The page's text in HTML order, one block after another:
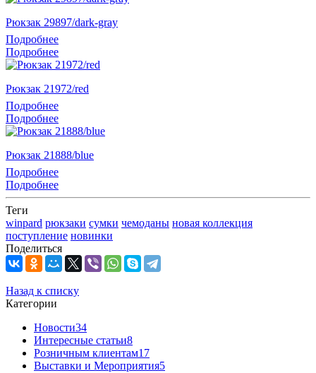
Рюкзак 29897/dark-gray
Подробнее
Подробнее
Рюкзак 21972/red
Подробнее
Подробнее
Рюкзак 21888/blue
Подробнее
Подробнее
Теги
winpard рюкзаки сумки чемоданы новая коллекция
поступление новинки
Поделиться
Назад к списку
Категории
Новости34
Интересные статьи8
Розничным клиентам17
Выставки и Мероприятия5